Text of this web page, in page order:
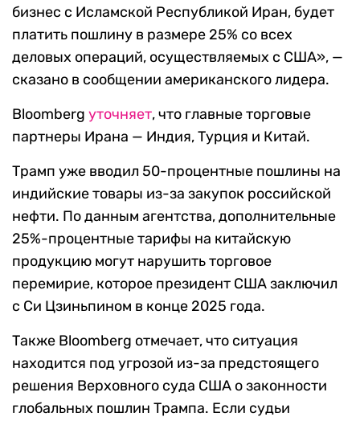
бизнес с Исламской Республикой Иран, будет
платить пошлину в размере 25% со всех
деловых операций, осуществляемых с США», —
сказано в сообщении американского лидера.
Bloomberg уточняет, что главные торговые
партнеры Ирана — Индия, Турция и Китай.
Трамп уже вводил 50-процентные пошлины на
индийские товары из-за закупок российской
нефти. По данным агентства, дополнительные
25%-процентные тарифы на китайскую
продукцию могут нарушить торговое
перемирие, которое президент США заключил
с Си Цзиньпином в конце 2025 года.
Также Bloomberg отмечает, что ситуация
находится под угрозой из-за предстоящего
решения Верховного суда США о законности
глобальных пошлин Трампа. Если судьи